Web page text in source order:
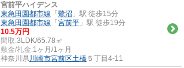
宮前平ハイデンス
東急田園都市線 「 鷺沼 」駅 徒歩15分
東急田園都市線 「 宮前平 」駅 徒歩19分
10.5万円
間取:3LDK/65.78㎡
敷金/礼金:1ヶ月/1ヶ月
神奈川県川崎市宮前区土橋 ５丁目4-11